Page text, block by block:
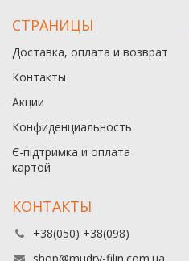
СТРАНИЦЫ
Доставка, оплата и возврат
Контакты
Акции
Конфиденциальность
Є-підтримка и оплата
картой
КОНТАКТЫ
+38(050) +38(098)